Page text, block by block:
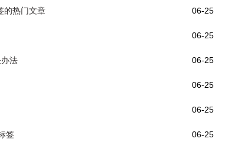
的热门文章 06-25
06-25
法 06-25
06-25
06-25
签 06-25